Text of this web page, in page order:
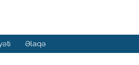
Əlaqə